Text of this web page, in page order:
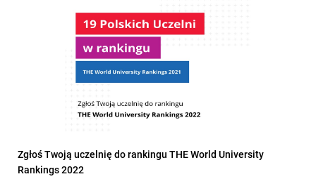
Zgłoś Twoją uczelnię do rankingu THE World University
Rankings 2022